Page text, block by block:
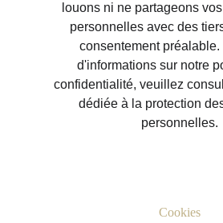
louons ni ne partageons
personnelles avec des
consentement
d'informations sur notre
confidentialité, veuillez
dédiée à la protection
personnelles.
Cookies